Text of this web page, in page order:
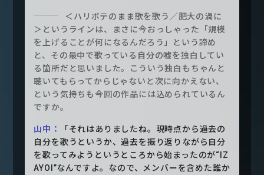
＜ハリボテのまま歌を歌う／肥大の渦に
＞というラインは、まさに今おっしゃった「規模
を上げることが何になるんだろう」という諦め
と、その最中で歌っている自分の嘘を独白してい
る箇所だと思いました。こういう独白もちゃんと
聴いてもらってからじゃないと次に向かえない、
という気持ちも今回の作品には込められているん
ですか。
山中：
「それはありましたね。現時点から過去の
自分を歌うというか、過去を振り返りながら自分
を歌ってみようというところから始まったのが“IZ
AYOI”なんですよ。なので、メンバーを含めた誰か